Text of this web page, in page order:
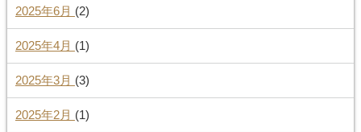
2025年6月 (2)
2025年4月 (1)
2025年3月 (3)
2025年2月 (1)